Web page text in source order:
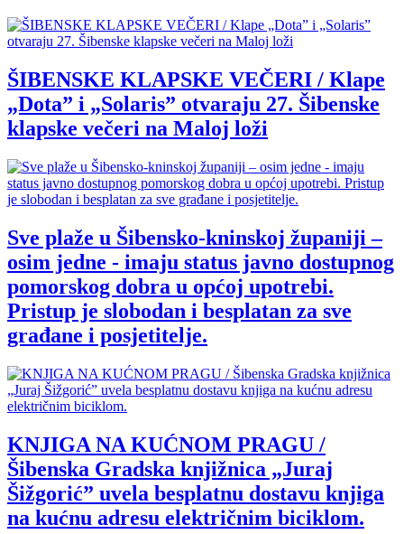
ŠIBENSKE KLAPSKE VEČERI / Klape
„Dota” i „Solaris” otvaraju 27. Šibenske
klapske večeri na Maloj loži
Sve plaže u Šibensko-kninskoj županiji –
osim jedne - imaju status javno dostupnog
pomorskog dobra u općoj upotrebi.
Pristup je slobodan i besplatan za sve
građane i posjetitelje.
KNJIGA NA KUĆNOM PRAGU /
Šibenska Gradska knjižnica „Juraj
Šižgorić” uvela besplatnu dostavu knjiga
na kućnu adresu električnim biciklom.